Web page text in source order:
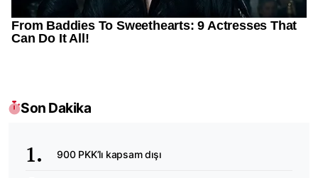
Son Dakika
900 PKK’lı kapsam dışı